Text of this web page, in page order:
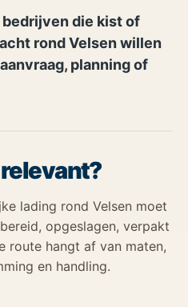
die kist of
rond Velsen willen
planning of
lading rond Velsen moet
opgeslagen, verpakt
route hangt af van maten,
en handling.